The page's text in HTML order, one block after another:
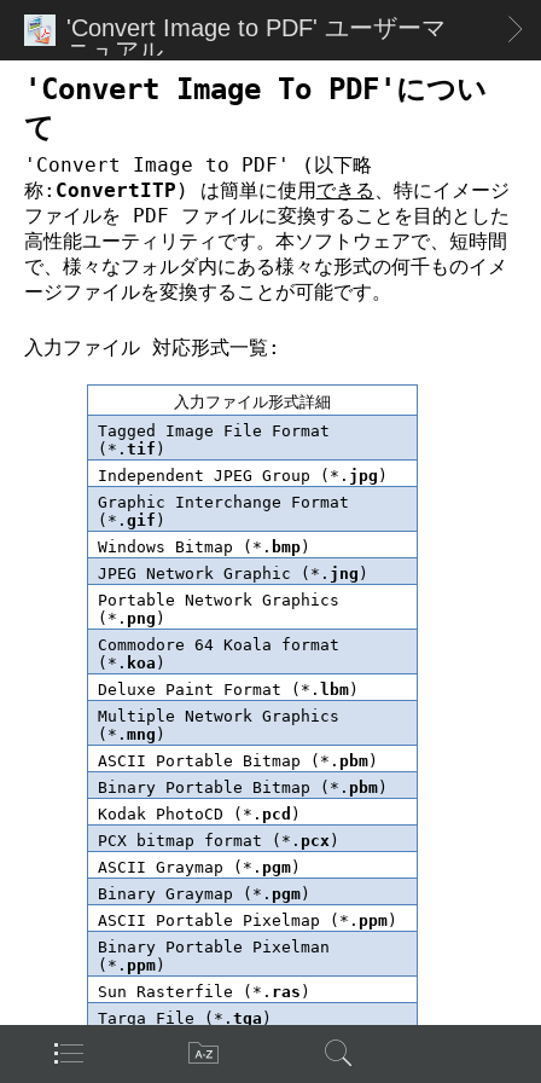
'Convert Image to PDF' ユーザーマ
ニュアル
製品機能
ユーザーインターフェース
変換ジョブのスケジューリング
特殊処理: プログラム起動、コピー、削除、その他ファ
イル操作
システム必要要件
インストールとアンインストール
トラブルシューティング
Convert Image To PDFについて
ConvertITP を使用するために必要な要件
Exe の例
で使用するファイルタイプ定数
の保存と復元
はじめに
インストールとアンインストール
オペレーティングシステム変数PATH設定
カレンダーベース
クイックスタート
コマンドラインの使用
コマンドラインスイッチ
コマンドライン使用に役立つヒント
コマンドライン使用例の一覧
スケジューラについての追記事項
スケジューラの実行
スケジューラオプション
タスクの一括処理
トラブルシューティング
ファイルのフォルダ全体を変換
ファイルの変換
ファイルの特殊処理
ファイルの読み込み